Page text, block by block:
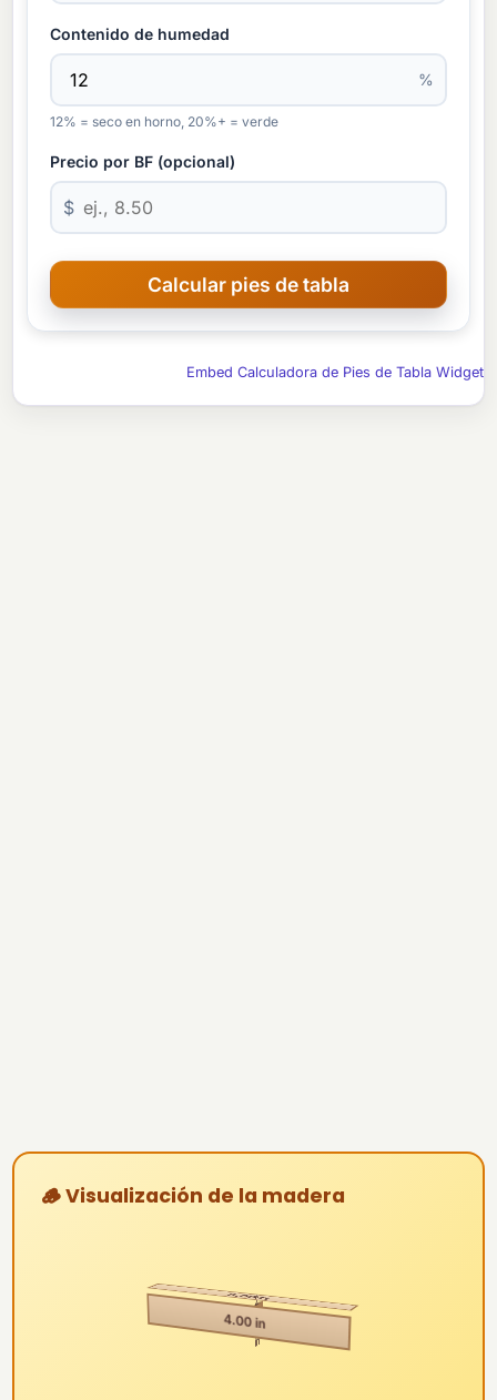
Contenido de humedad
%
12% = seco en horno, 20%+ = verde
Precio por BF (opcional)
$
Embed Calculadora de Pies de Tabla Widget
🪵 Visualización de la madera
4.00 in
8.00 ft
2.
00
in